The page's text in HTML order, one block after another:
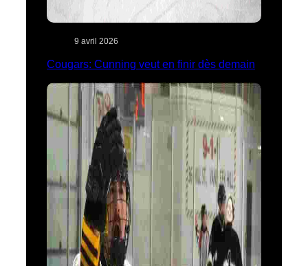
9 avril 2026
Cougars: Cunning veut en finir dès demain